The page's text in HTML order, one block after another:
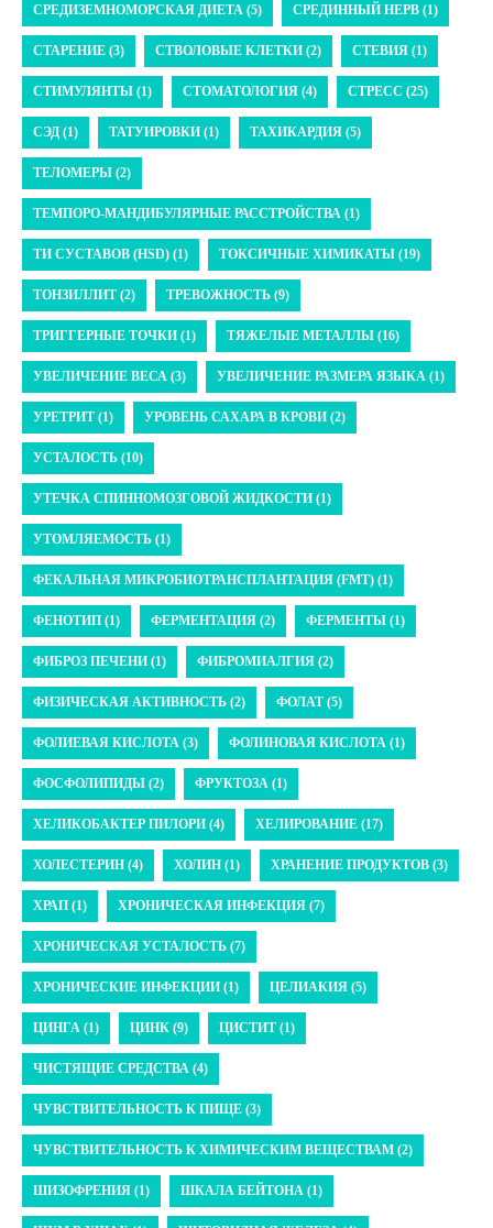
СРЕДИЗЕМНОМОРСКАЯ ДИЕТА (5) СРЕДИННЫЙ НЕРВ (1)
СТАРЕНИЕ (3) СТВОЛОВЫЕ КЛЕТКИ (2) СТЕВИЯ (1)
СТИМУЛЯНТЫ (1) СТОМАТОЛОГИЯ (4) СТРЕСС (25)
СЭД (1) ТАТУИРОВКИ (1) ТАХИКАРДИЯ (5)
ТЕЛОМЕРЫ (2)
ТЕМПОРО-МАНДИБУЛЯРНЫЕ РАССТРОЙСТВА (1)
ТИ СУСТАВОВ (HSD) (1) ТОКСИЧНЫЕ ХИМИКАТЫ (19)
ТОНЗИЛЛИТ (2) ТРЕВОЖНОСТЬ (9)
ТРИГГЕРНЫЕ ТОЧКИ (1) ТЯЖЕЛЫЕ МЕТАЛЛЫ (16)
УВЕЛИЧЕНИЕ ВЕСА (3) УВЕЛИЧЕНИЕ РАЗМЕРА ЯЗЫКА (1)
УРЕТРИТ (1) УРОВЕНЬ САХАРА В КРОВИ (2)
УСТАЛОСТЬ (10)
УТЕЧКА СПИННОМОЗГОВОЙ ЖИДКОСТИ (1)
УТОМЛЯЕМОСТЬ (1)
ФЕКАЛЬНАЯ МИКРОБИОТРАНСПЛАНТАЦИЯ (FMT) (1)
ФЕНОТИП (1) ФЕРМЕНТАЦИЯ (2) ФЕРМЕНТЫ (1)
ФИБРОЗ ПЕЧЕНИ (1) ФИБРОМИАЛГИЯ (2)
ФИЗИЧЕСКАЯ АКТИВНОСТЬ (2) ФОЛАТ (5)
ФОЛИЕВАЯ КИСЛОТА (3) ФОЛИНОВАЯ КИСЛОТА (1)
ФОСФОЛИПИДЫ (2) ФРУКТОЗА (1)
ХЕЛИКОБАКТЕР ПИЛОРИ (4) ХЕЛИРОВАНИЕ (17)
ХОЛЕСТЕРИН (4) ХОЛИН (1) ХРАНЕНИЕ ПРОДУКТОВ (3)
ХРАП (1) ХРОНИЧЕСКАЯ ИНФЕКЦИЯ (7)
ХРОНИЧЕСКАЯ УСТАЛОСТЬ (7)
ХРОНИЧЕСКИЕ ИНФЕКЦИИ (1) ЦЕЛИАКИЯ (5)
ЦИНГА (1) ЦИНК (9) ЦИСТИТ (1)
ЧИСТЯЩИЕ СРЕДСТВА (4)
ЧУВСТВИТЕЛЬНОСТЬ К ПИЩЕ (3)
ЧУВСТВИТЕЛЬНОСТЬ К ХИМИЧЕСКИМ ВЕЩЕСТВАМ (2)
ШИЗОФРЕНИЯ (1) ШКАЛА БЕЙТОНА (1)